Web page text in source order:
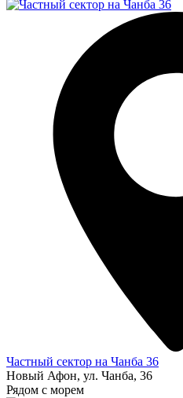
Частный сектор на Чанба 36
Новый Афон, ул. Чанба, 36
Рядом с морем